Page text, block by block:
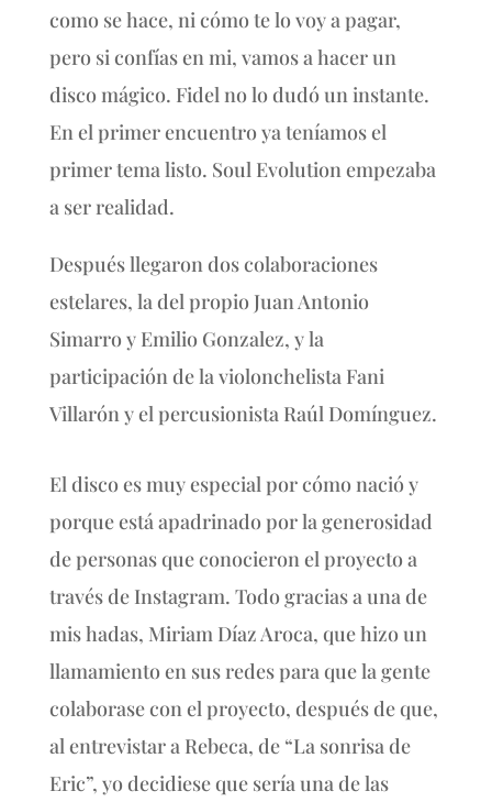
como se hace, ni cómo te lo voy a pagar,
pero si confías en mi, vamos a hacer un
disco mágico. Fidel no lo dudó un instante.
En el primer encuentro ya teníamos el
primer tema listo. Soul Evolution empezaba
a ser realidad.
Después llegaron dos colaboraciones
estelares, la del propio Juan Antonio
Simarro y Emilio Gonzalez, y la
participación de la violonchelista Fani
Villarón y el percusionista Raúl Domínguez.
El disco es muy especial por cómo nació y
porque está apadrinado por la generosidad
de personas que conocieron el proyecto a
través de Instagram. Todo gracias a una de
mis hadas, Miriam Díaz Aroca, que hizo un
llamamiento en sus redes para que la gente
colaborase con el proyecto, después de que,
al entrevistar a Rebeca, de “La sonrisa de
Eric”, yo decidiese que sería una de las